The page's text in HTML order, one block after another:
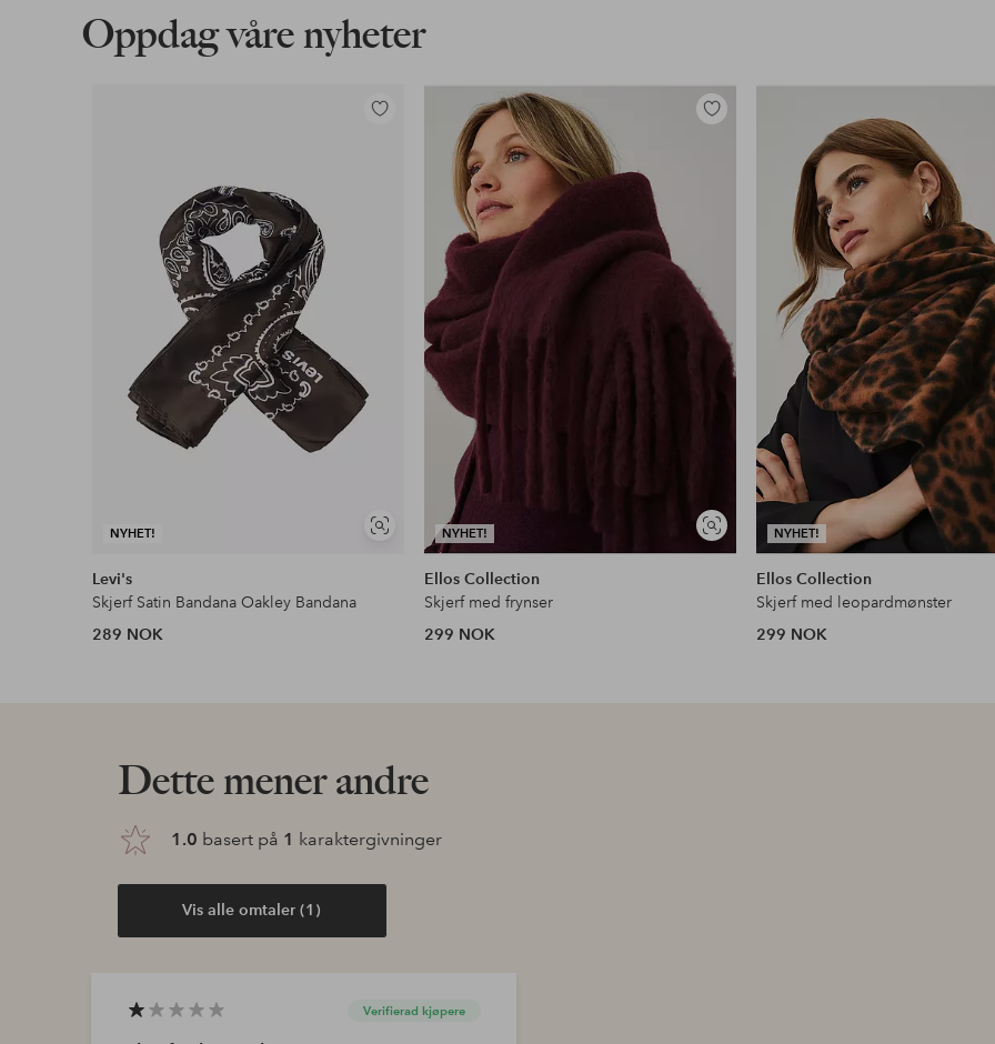
Oppdag våre nyheter
NYHET!
Vis
lignende
Legg
Levi's
Skjerf Satin Bandana Oakley Bandana
289 NOK
NYHET!
Vis
lignende
Legg
Ellos Collection
Skjerf med frynser
299 NOK
NYHET!
Ellos Collection
Skjerf med leopardmønster
299 NOK
Dette mener andre
1.0 basert på 1 karaktergivninger
Vis alle omtaler (1)
Verifierad kjøpere